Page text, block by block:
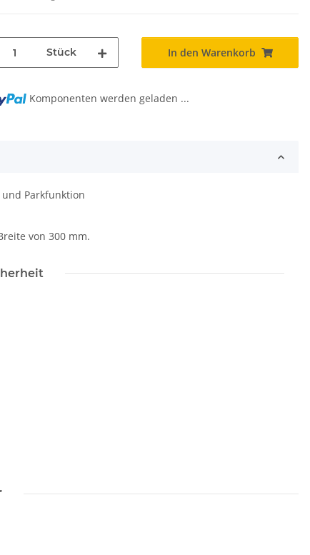
Stück In den Warenkorb
Komponenten werden geladen ...
Parkfunktion
von 300 mm.